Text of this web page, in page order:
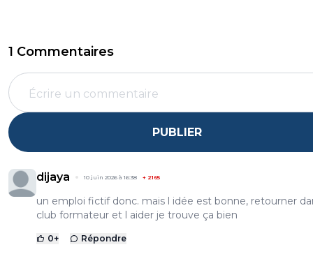
1 Commentaires
PUBLIER
dijaya 10 juin 2026 à 16:38 + 2165
un emploi fictif donc. mais l idée est bonne, retourner
club formateur et l aider je trouve ça bien
0+ Répondre